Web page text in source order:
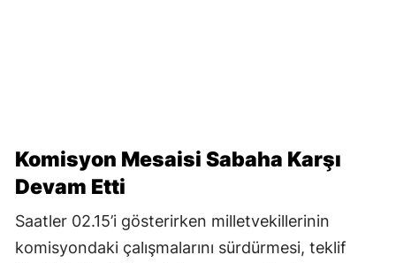
Komisyon Mesaisi Sabaha Karşı
Devam Etti
Saatler 02.15’i gösterirken milletvekillerinin
komisyondaki çalışmalarını sürdürmesi, teklif